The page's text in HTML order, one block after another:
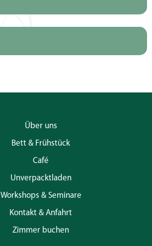
Über uns
Bett & Frühstück
Café
Unverpacktladen
Workshops & Seminare
Kontakt & Anfahrt
Zimmer buchen